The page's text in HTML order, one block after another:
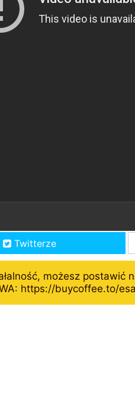
Twitterze
możesz postawić
https://buycoffee.to/